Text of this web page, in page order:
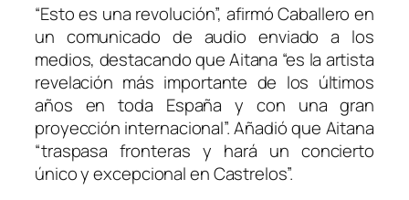
“Esto es una revolución”, afirmó Caballero en
un comunicado de audio enviado a los
medios, destacando que Aitana “es la artista
revelación más importante de los últimos
años en toda España y con una gran
proyección internacional”. Añadió que Aitana
“traspasa fronteras y hará un concierto
único y excepcional en Castrelos”.